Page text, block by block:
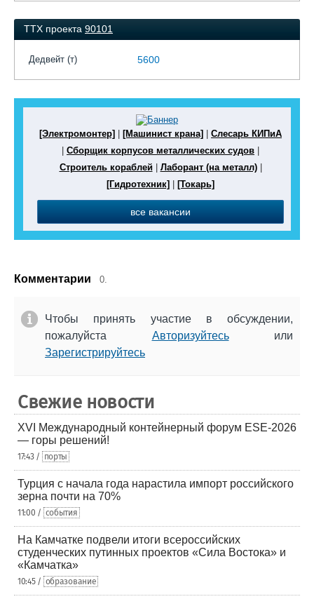
ТТХ проекта 90101
Дедвейт (т) 5600
[Электромонтер] [Машинист крана]
Слесарь КИПиА
Сборщик корпусов металлических судов
Строитель кораблей| Лаборант (на металл)|
[Гидротехник]
[Токарь]
все вакансии
Комментарии 0.
Чтобы принять участие в обсуждении,
пожалуйста Авторизуйтесьили
Зарегистрируйтесь
Свежие новости
XVI Международный контейнерный форум ESE-2026
— горы решений!
17:43 / порты
Турция с начала года нарастила импорт российского
зерна почти на 70%
11:00 / события
На Камчатке подвели итоги всероссийских
студенческих путинных проектов «Сила Востока» и
«Камчатка»
10:45 / образование